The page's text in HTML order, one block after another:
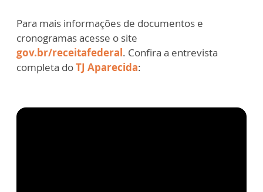
Para mais informações de documentos e
cronogramas acesse o site
gov.br/receitafederal. Confira a entrevista
completa doTJ Aparecida: